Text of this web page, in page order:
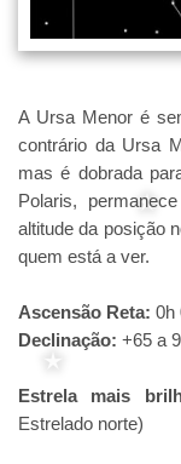
A Ursa Menor é
contrário da Ursa
mas é dobrada
Polaris,
altitude da posição
quem está a ver.
Ascensão Reta: 0h
Declinação: +65 a
Estrela mais
Estrelado norte)